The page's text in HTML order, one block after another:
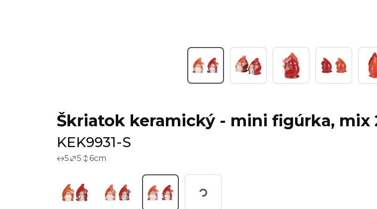
Škriatok keramický - mini figúrka, mix
KEK9931-S
5 5 6cm
Working...